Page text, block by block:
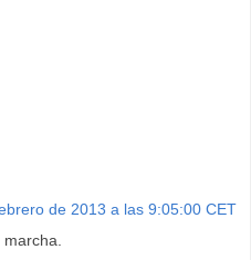
de 2013 a las 9:05:00 CET
marcha.